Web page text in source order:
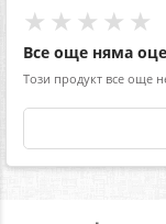
★★★★★
Все още няма
Този продукт все още